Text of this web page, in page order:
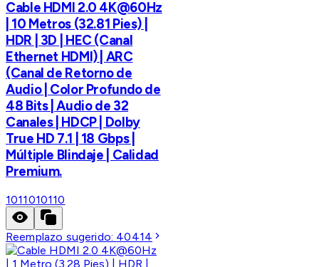
Cable HDMI 2.0 4K@60Hz
| 10 Metros (32.81 Pies) |
HDR | 3D | HEC (Canal
Ethernet HDMI) | ARC
(Canal de Retorno de
Audio | Color Profundo de
48 Bits | Audio de 32
Canales | HDCP | Dolby
True HD 7.1 | 18 Gbps |
Múltiple Blindaje | Calidad
Premium.
1011010110
Reemplazo sugerido: 40414